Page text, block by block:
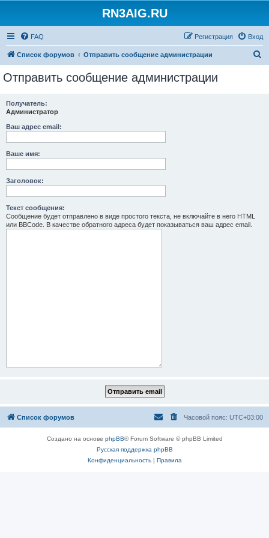
RN3AIG.RU
FAQ Вход
Регистрация
Список форумов Отправить сообщение администрации
Отправить сообщение администрации
Получатель:
Администратор
Ваш адрес email:
Ваше имя:
Заголовок:
Текст сообщения:
Сообщение будет отправлено в виде простого текста, не включайте в него HTML
или BBCode. В качестве обратного адреса будет показываться ваш адрес email.
Список форумов Часовой пояс: UTC+03:00
Создано на основе phpBB® Forum Software © phpBB Limited
Русская поддержка phpBB
Конфиденциальность| Правила